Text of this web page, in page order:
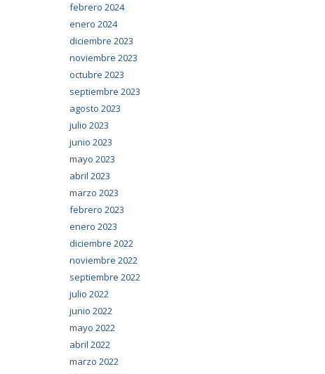
febrero 2024
enero 2024
diciembre 2023
noviembre 2023
octubre 2023
septiembre 2023
agosto 2023
julio 2023
junio 2023
mayo 2023
abril 2023
marzo 2023
febrero 2023
enero 2023
diciembre 2022
noviembre 2022
septiembre 2022
julio 2022
junio 2022
mayo 2022
abril 2022
marzo 2022